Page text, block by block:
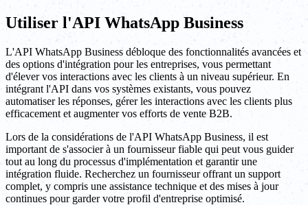
Utiliser l'API WhatsApp Business
L'API WhatsApp Business débloque des fonctionnalités avancées et
des options d'intégration pour les entreprises, vous permettant
d'élever vos interactions avec les clients à un niveau supérieur. En
intégrant l'API dans vos systèmes existants, vous pouvez
automatiser les réponses, gérer les interactions avec les clients plus
efficacement et augmenter vos efforts de vente B2B.
Lors de la considérations de l'API WhatsApp Business, il est
important de s'associer à un fournisseur fiable qui peut vous guider
tout au long du processus d'implémentation et garantir une
intégration fluide. Recherchez un fournisseur offrant un support
complet, y compris une assistance technique et des mises à jour
continues pour garder votre profil d'entreprise optimisé.